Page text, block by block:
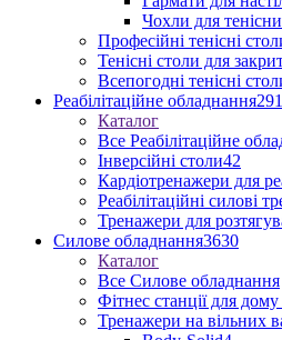
Чохли для
Професійні тенісні
Тенісні столи для
Всепогодні тенісні
Реабілітаційне обладнання291
Каталог
Все Реабілітаційне
Інверсійні столи42
Кардіотренажери для
Реабілітаційні силові
Тренажери для
Силове обладнання3630
Каталог
Все Силове обладнання
Фітнес станції для дому
Тренажери на вільних